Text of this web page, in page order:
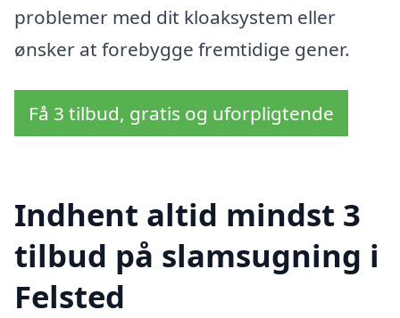
problemer med dit kloaksystem eller
ønsker at forebygge fremtidige gener.
Få 3 tilbud, gratis og uforpligtende
Indhent altid mindst 3
tilbud på slamsugning i
Felsted